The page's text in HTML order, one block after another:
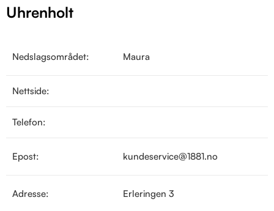
Uhrenholt
Nedslagsområdet: Maura
Nettside:
Telefon:
Epost: kundeservice@1881.no
Adresse: Erleringen 3